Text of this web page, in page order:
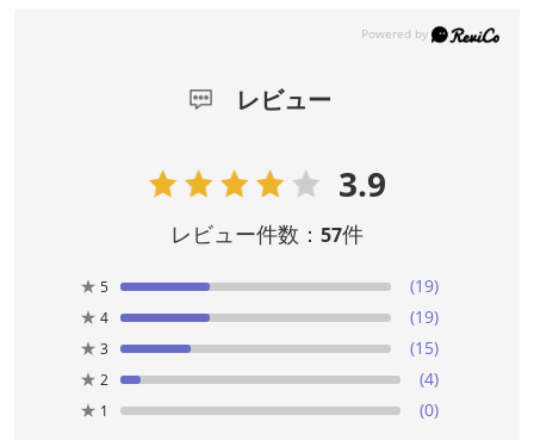
レビュー
3.9
レビュー件数： 57件
★ 5
(19)
★ 4
(19)
★ 3
(15)
★ 2
(4)
★ 1 (0)